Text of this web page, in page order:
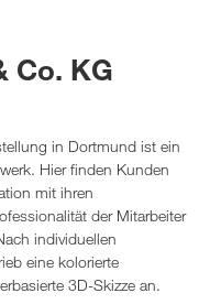
Co. KG
in Dortmund ist ein
Hier finden Kunden
mit ihren
der Mitarbeiter
individuellen
eine kolorierte
3D-Skizze an.